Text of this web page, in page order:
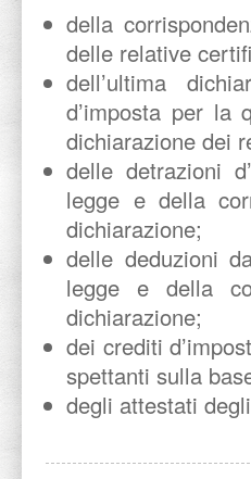
della
delle relative
dell’ultima
d’imposta per la
dichiarazione dei
delle detrazioni
legge e della
dichiarazione;
delle deduzioni
legge e della
dichiarazione;
dei crediti
spettanti sulla
degli attestati